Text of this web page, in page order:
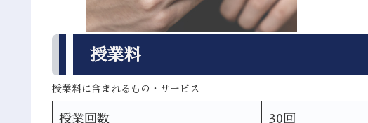
授業料
授業料に含まれるもの・サービス
授業回数 30回